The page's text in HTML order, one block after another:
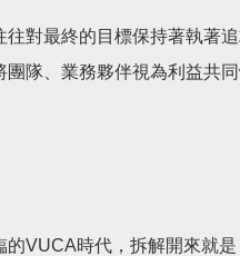
對最終的目標保持著執著
隊、業務夥伴視為利益共
VUCA時代，拆解開來就